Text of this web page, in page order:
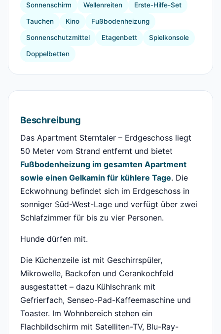
Sonnenschirm Wellenreiten Erste-Hilfe-Set
Tauchen Kino Fußbodenheizung
Sonnenschutzmittel Etagenbett Spielkonsole
Doppelbetten
Beschreibung
Das Apartment Sterntaler – Erdgeschoss liegt
50 Meter vom Strand entfernt und bietet
Fußbodenheizung im gesamten Apartment
sowie einen Gelkamin für kühlere Tage. Die
Eckwohnung befindet sich im Erdgeschoss in
sonniger Süd-West-Lage und verfügt über zwei
Schlafzimmer für bis zu vier Personen.
Hunde dürfen mit.
Die Küchenzeile ist mit Geschirrspüler,
Mikrowelle, Backofen und Cerankochfeld
ausgestattet – dazu Kühlschrank mit
Gefrierfach, Senseo-Pad-Kaffeemaschine und
Toaster. Im Wohnbereich stehen ein
Flachbildschirm mit Satelliten-TV, Blu-Ray-